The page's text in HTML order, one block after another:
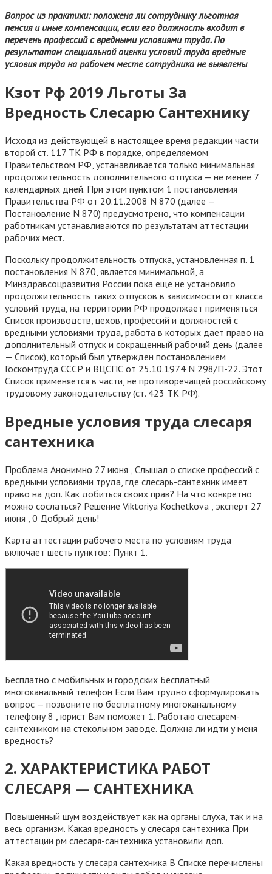
Вопрос из практики: положена ли сотруднику льготная
пенсия и иные компенсации, если его должность входит в
перечень профессий с вредными условиями труда. По
результатам специальной оценки условий труда вредные
условия труда на рабочем месте сотрудника не выявлены
Кзот Рф 2019 Льготы За
Вредность Слесарю Сантехнику
Исходя из действующей в настоящее время редакции части
второй ст. 117 ТК РФ в порядке, определяемом
Правительством РФ, устанавливается только минимальная
продолжительность дополнительного отпуска — не менее 7
календарных дней. При этом пунктом 1 постановления
Правительства РФ от 20.11.2008 N 870 (далее —
Постановление N 870) предусмотрено, что компенсации
работникам устанавливаются по результатам аттестации
рабочих мест.
Поскольку продолжительность отпуска, установленная п. 1
постановления N 870, является минимальной, а
Минздравсоцразвития России пока еще не установило
продолжительность таких отпусков в зависимости от класса
условий труда, на территории РФ продолжает применяться
Список производств, цехов, профессий и должностей с
вредными условиями труда, работа в которых дает право на
дополнительный отпуск и сокращенный рабочий день (далее
— Список), который был утвержден постановлением
Госкомтруда СССР и ВЦСПС от 25.10.1974 N 298/П-22. Этот
Список применяется в части, не противоречащей российскому
трудовому законодательству (ст. 423 ТК РФ).
Вредные условия труда слесаря
сантехника
Проблема Анонимно 27 июня , Слышал о списке профессий с
вредными условиями труда, где слесарь-сантехник имеет
право на доп. Как добиться своих прав? На что конкретно
можно сослаться? Решение Viktoriya Kochetkova , эксперт 27
июня , 0 Добрый день!
Карта аттестации рабочего места по условиям труда
включает шесть пунктов: Пункт 1.
Бесплатно с мобильных и городских Бесплатный
многоканальный телефон Если Вам трудно сформулировать
вопрос — позвоните по бесплатному многоканальному
телефону 8 , юрист Вам поможет 1. Работаю слесарем-
сантехником на стекольном заводе. Должна ли идти у меня
вредность?
2. ХАРАКТЕРИСТИКА РАБОТ
СЛЕСАРЯ — САНТЕХНИКА
Повышенный шум воздействует как на органы слуха, так и на
весь организм. Какая вредность у слесаря сантехника При
аттестации рм слесаря-сантехника установили доп.
Какая вредность у слесаря сантехника В Списке перечислены